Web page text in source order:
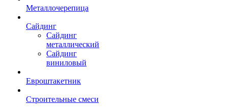
Металлочерепица
Сайдинг
Сайдинг
металлический
Сайдинг
виниловый
Евроштакетник
Строительные смеси